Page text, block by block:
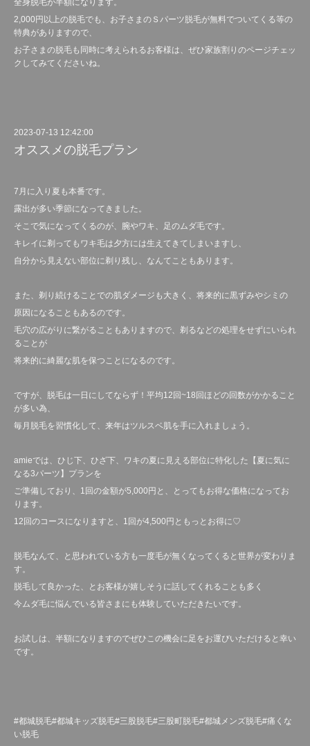
全身脱毛が半額になります。
2,000円以上の脱毛でも、お子さまのＳパーツ脱毛が無料でついてくる等の
特典がありますので、
お子さまの脱毛も同時に考えられるお客様は、ぜひ家族割りのページチェッ
クしてみてくださいね。
2023-07-13 12:42:00
オススメの脱毛プラン
7月に入り夏も本番です。
露出が多い季節になってきました。
そこで気になってくるのが、腕やワキ、足のムダ毛です。
キレイに剃ってもワキ毛は夕方には生えてきてしまいますし、
自分から見えない部位に剃り残し、なんてこともあります。
また、剃り続けることでの肌ダメージも大きく、将来的に黒ずみやシミの
原因になることもあるのです。
毛穴の広がりに繋がることもありますので、剃るなどの処理をせずにいられ
ることが
将来的に綺麗な肌を保つことになるのです。
ですが、脱毛は一日にしてならず！平均12回~18回ほどの回数がかかること
が多い為、
毎月脱毛を習慣化して、来年はツルスベ肌を手に入れましょう。
amieでは、ひじ下、ひざ下、ワキの夏に見える部位に特化した【夏に気に
なる3パーツ】プランを
ご準備しており、1回の金額が5,000円と、とってもお得な価格になってお
ります。
12回のコースになりますと、1回が4,500円ともっとお得に♡
脱毛なんて、と思われている方も一度毛が無くなってくると世界が変わりま
す。
脱毛して良かった、とお客様が嬉しそうに話してくれることも多く
今ムダ毛に悩んでいる皆さまにも体験していただきたいです。
お試しは、半額になりますのでぜひこの機会に足をお運びいただけると幸い
です。
#都城脱毛#都城キッズ脱毛#三股脱毛#三股町脱毛#都城メンズ脱毛#痛くな
い脱毛